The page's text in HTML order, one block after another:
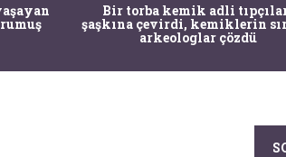
Bir torba kemik adli
şaşkına çevirdi, kemiklerin
arkeologlar çözdü